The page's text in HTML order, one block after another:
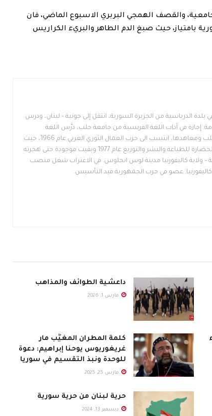
والقصف الهمجي البربري الاسبوع الماضي، فان
بامتياز، حيث صبغ الدم الطاهر والبريء الكراريس
وسياسي سوري، مواليد 1948 في بلدة الدرباسية من الجزيرة السورية، انتقل إلى جونية – لبنان، ودرس
إجازة في آداب اللغة الفرنسية من جامعة حلب، درَّس اللغة
الفرنسية في ثانويات وكليات جامعة حلب ومعاهدها، انتسب الى حزب العمال الثوري العربي عام 1966، حيث
استلم فرع حلب والطبقة. أسس دار الحضارة للطباعة والنشر والتوزيع عام 1977 وبقيت موجودة حتى هجرته
– ولاية كاليفورنيا مدينة لوس انجلوس. في الاغتراب شغل منصب
كاليفورنيا. عضو في حزب الجمهورية قيد التأسيس.
داعشية الطوائف والمذاهب
مارس 1, 2026
كلمة المطران المغيَّب مار
غريغوريوس يوحنا إبراهيم: دعوة
للوحدة ونبذ التقسيم في سوريا
مارس 25, 2025
حرية لبنان من حرية سورية
ديسمبر 13, 2024